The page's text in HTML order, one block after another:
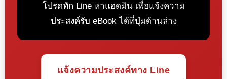
โปรดทัก Line หาแอดมิน เพื่อแจ้งความ
ประสงค์รับ eBook ได้ที่ปุ่มด้านล่าง
แจ้งความประสงค์ทาง Line